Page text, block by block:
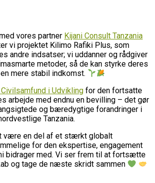
vores partner Kijani Consult Tanzania
vi projektet Kilimo Rafiki Plus, som
andre indsatser; vi uddanner og rådgiver
metoder, så de kan styrke deres
mere stabil indkomst.
i Udvikling for den fortsatte
arbejde med endnu en bevilling – det gør
og bæredygtige forandringer i
Tanzania.
være en del af et stærkt globalt
for den ekspertise, engagement
bidrager med. Vi ser frem til at fortsætte
og tage de næste skridt sammen